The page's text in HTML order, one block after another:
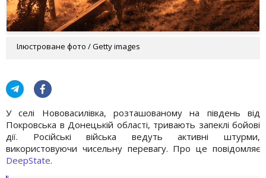
Ілюстроване фото / Getty images
У селі Нововасилівка, розташованому на південь від
Покровська в Донецькій області, тривають запеклі бойові
дії. Російські війська ведуть активні штурми,
використовуючи чисельну перевагу. Про це повідомляє
DeepState.